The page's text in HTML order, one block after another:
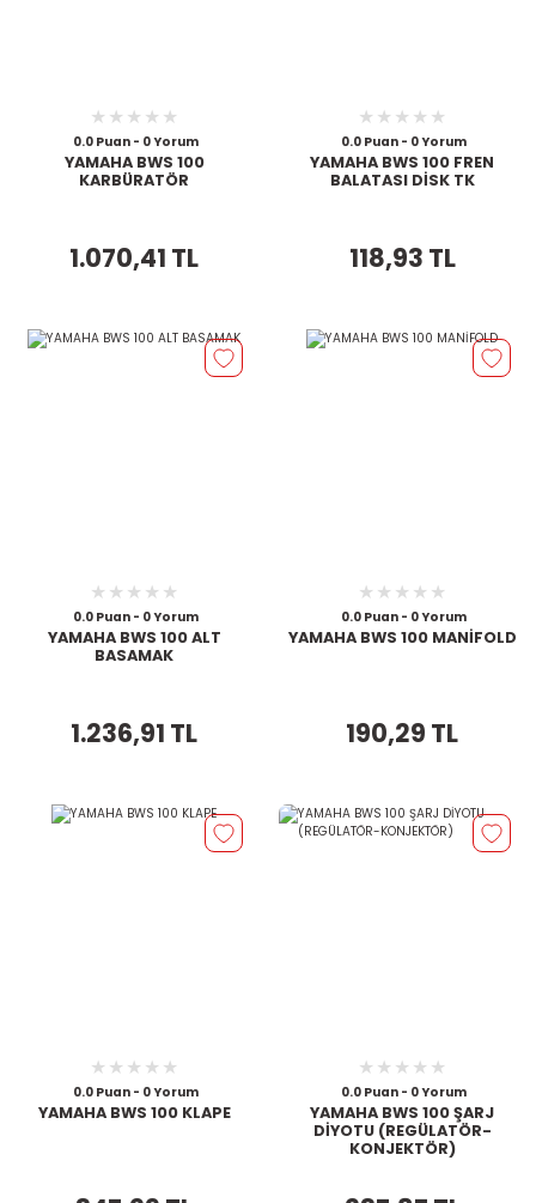
0.0 Puan - 0 Yorum
YAMAHA BWS 100
KARBÜRATÖR
1.070,41 TL
0.0 Puan - 0 Yorum
YAMAHA BWS 100 FREN
BALATASI DİSK TK
118,93 TL
0.0 Puan - 0 Yorum
YAMAHA BWS 100 ALT
BASAMAK
1.236,91 TL
0.0 Puan - 0 Yorum
YAMAHA BWS 100 MANİFOLD
190,29 TL
0.0 Puan - 0 Yorum
YAMAHA BWS 100 KLAPE
0.0 Puan - 0 Yorum
YAMAHA BWS 100 ŞARJ
DİYOTU (REGÜLATÖR-
KONJEKTÖR)